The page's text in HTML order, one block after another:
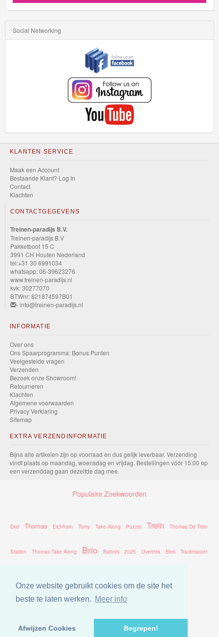
Onze website gebruikt cookies om de site het
beste te laten werken. Meer info
Afwijzen Cookies Begrepen!
Social Networking
KLANTEN SERVICE
Maak een Account
Bestaande Klant? Log In
Contact
Klachten
CONTACTGEGEVENS
Treinen-paradijs B.V.
Treinen-paradijs B.V
Pakketboot 15 C
3991 CH Houten Nederland
tel:+31 30 6991034
whatsapp: 06-39623276
www.treinen-paradijs.nl
kvk: 30277070
BTWnr: 821874597B01
- info@treinen-paradijs.nl
INFORMATIE
Over ons
Ons Spaarprogramma: Bonus Punten
Veelgestelde vragen
Verzenden
Bezoek onze Showroom!
Retourneren
Klachten
Algemene voorwaarden
Privacy Verklaring
Sitemap
EXTRA VERZENDINFORMATIE
Bijna alle artikelen zijn op voorraad en dus gelijk leverbaar. Verzending
vindt plaats op maandag, woensdag en vrijdag. Bestellingen vóór 15:00 op
een verzenddag gaan dezelfde dag mee.
Populaire Zoekwoorden
Dvd Thomas Eichhorn Tomy Take Along Puzzel Trein Thomas De Trein
Station Thomas Take Along Brio Batterij 2025 Overtrek Bed Trackmaster